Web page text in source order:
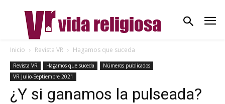
Inicio Revista VR Hagamos que suceda
Revista VR Hagamos que suceda
Números publicados
VR Julio-Septiembre 2021
¿Y si ganamos la pulseada?